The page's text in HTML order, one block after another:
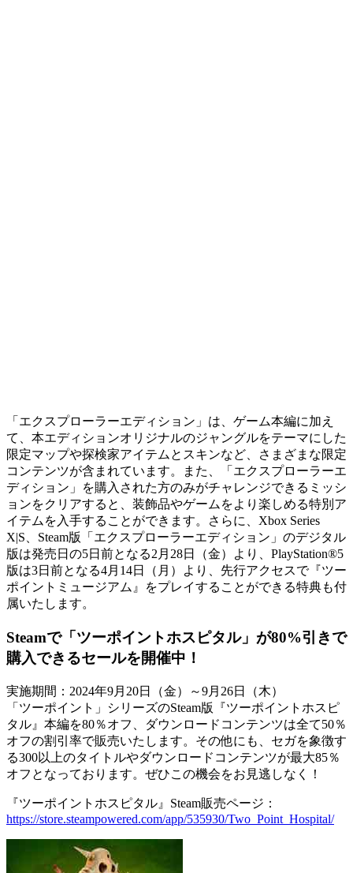
「エクスプローラーエディション」は、ゲーム本編に加え
て、本エディションオリジナルのジャングルをテーマにした
限定マップや探検家アイテムとスキンなど、さまざまな限定
コンテンツが含まれています。また、「エクスプローラーエ
ディション」を購入された方のみがチャレンジできるミッシ
ョンをクリアすると、装飾品やゲームをより楽しめる特別ア
イテムを入手することができます。さらに、Xbox Series
X|S、Steam版「エクスプローラーエディション」のデジタル
版は発売日の5日前となる2月28日（金）より、PlayStation®5
版は3日前となる4月14日（月）より、先行アクセスで『ツー
ポイントミュージアム』をプレイすることができる特典も付
属いたします。
Steamで「ツーポイントホスピタル」が80%引きで
購入できるセールを開催中！
実施期間：2024年9月20日（金）～9月26日（木）
「ツーポイント」シリーズのSteam版『ツーポイントホスピ
タル』本編を80％オフ、ダウンロードコンテンツは全て50％
オフの割引率で販売いたします。その他にも、セガを象徴す
る300以上のタイトルやダウンロードコンテンツが最大85％
オフとなっております。ぜひこの機会をお見逃しなく！
『ツーポイントホスピタル』Steam販売ページ：
https://store.steampowered.com/app/535930/Two_Point_Hospital/